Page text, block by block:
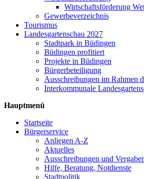
Wirtschaftsförderung
Gewerbeverzeichnis
Tourismus
Landesgartenschau 2027
Stadtpark in Büdingen
Büdingen profitiert
Projekte in Büdingen
Bürgerbeteiligung
Ausschreibungen im Rahmen
Interkommunale
Hauptmenü
Startseite
Bürgerservice
Anliegen A-Z
Aktuelles
Ausschreibungen und
Hilfe, Beratung, Notdienste
Stadtpolitik